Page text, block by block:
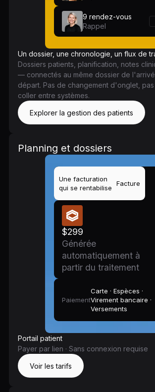
9 rendez-vous
Rappel
Un dossier, une chronologie, un flux de
Dossiers patients, planification, notes
— connectés au même dossier de
départ. Pas de changement d'onglet,
coller entre systèmes.
Explorer la gestion des patients
Planning et dossiers
Une facturation
qui se rentabilise
Facture
$299
Générée
automatiquement à
partir du traitement
Paiement
Carte · Espèces ·
Virement bancaire ·
Versements
Portail patient
Payer par lien · Sans connexion requise
Voir les tarifs